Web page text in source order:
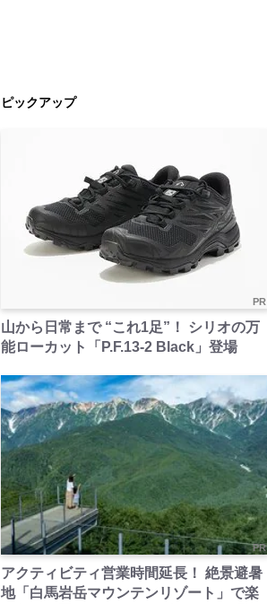
ピックアップ
PR
山から日常まで “これ1足”！ シリオの万
能ローカット「P.F.13-2 Black」登場
PR
アクティビティ営業時間延長！ 絶景避暑
地「白馬岩岳マウンテンリゾート」で楽